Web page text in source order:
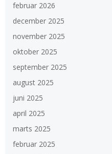
februar 2026
december 2025
november 2025
oktober 2025
september 2025
august 2025
juni 2025
april 2025
marts 2025
februar 2025